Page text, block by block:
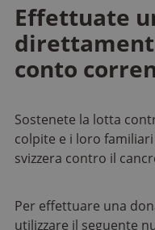
Effettuate
conto
Sostenete la lotta
colpite e i loro
svizzera contro il
Per effettuare una
utilizzare il seguente